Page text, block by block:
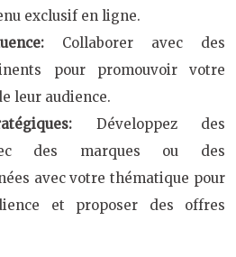
exclusif en ligne.
Collaborer avec des
pour promouvoir votre
leur audience.
Développez des
des marques ou des
avec votre thématique pour
et proposer des offres